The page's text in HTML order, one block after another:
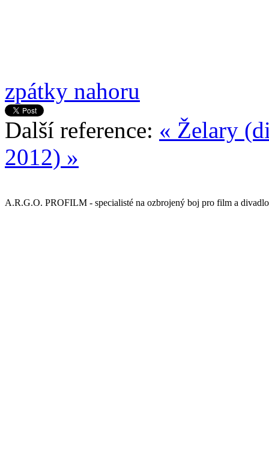
zpátky nahoru
Další reference: « Želary
2012) »
A.R.G.O. PROFILM - specialisté na ozbrojený boj pro film a divadlo